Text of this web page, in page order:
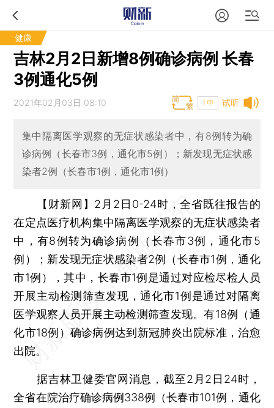
健康
吉林2月2日新增8例确诊病例 长春
3例通化5例
试听
2021年02月03日 08:10 T中
集中隔离医学观察的无症状感染者中，有8例转为确
诊病例（长春市3例，通化市5例）；新发现无症状感
染者2例（长春市1例，通化市1例）
【财新网】 2月2日0-24时，全省既往报告的
在定点医疗机构集中隔离医学观察的无症状感染者
中，有8例转为确诊病例（长春市3例，通化市5
例）；新发现无症状感染者2例（长春市1例，通化
市1例），其中，长春市1例是通过对应检尽检人员
开展主动检测筛查发现，通化市1例是通过对隔离
医学观察人员开展主动检测筛查发现。有18例（通
化市18例）确诊病例达到新冠肺炎出院标准，治愈
出院。
据吉林卫健委官网消息，截至2月2日24时，
全省在院治疗确诊病例338例（长春市101例，通化